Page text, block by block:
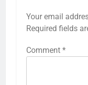
Your email
Required fields
Comment *